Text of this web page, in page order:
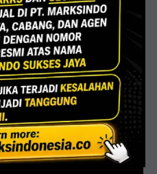
and expert
that matter to